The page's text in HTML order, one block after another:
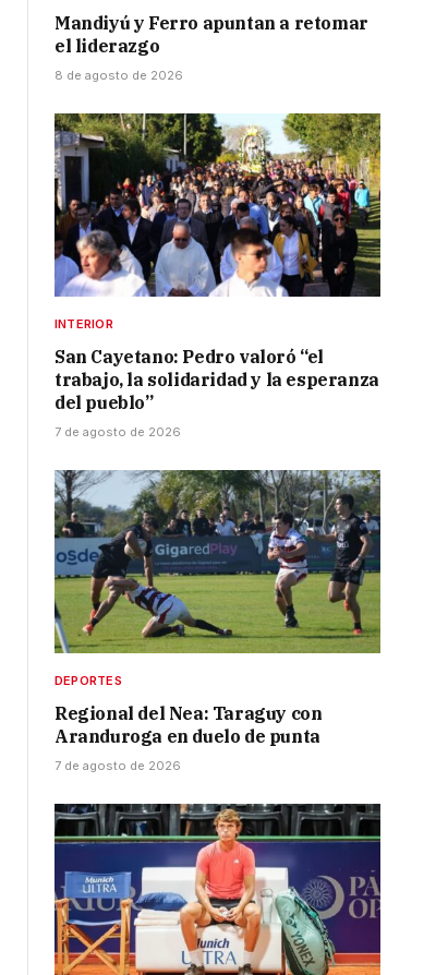
Mandiyú y Ferro apuntan a retomar
el liderazgo
8 de agosto de 2026
INTERIOR
San Cayetano: Pedro valoró “el
trabajo, la solidaridad y la esperanza
del pueblo”
7 de agosto de 2026
DEPORTES
Regional del Nea: Taraguy con
Aranduroga en duelo de punta
7 de agosto de 2026